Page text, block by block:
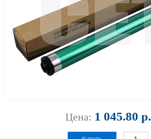
Цена: 1 045.80 р.